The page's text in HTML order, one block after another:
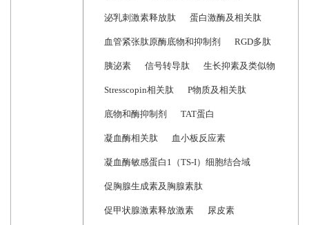
泌乳刺激素释放肽 蛋白激酶及相关肽
血管紧张肽原酶底物和抑制剂 RGD多肽
胰泌素 信号转导肽 生长抑素及类似物
Stresscopin相关肽 P物质及相关肽
底物和酶抑制剂 TAT蛋白
凝血酶相关肽 血小板反应素
凝血酶敏感蛋白1（TS-I）细胞结合域
促胸腺生成素及胸腺素肽
促甲状腺激素释放激素 尿皮素